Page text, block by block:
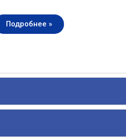
Подробнее »